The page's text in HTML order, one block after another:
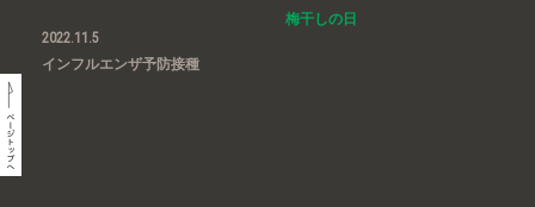
2022.11.5
インフルエンザ予防接種
梅干しの日